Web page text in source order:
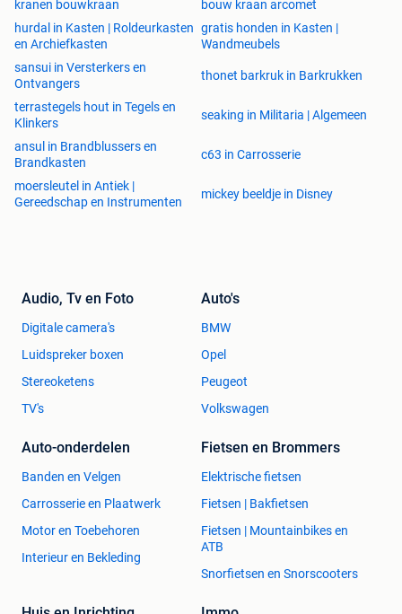
kranen bouwkraan
bouw kraan arcomet
hurdal in Kasten | Roldeurkasten
en Archiefkasten
gratis honden in Kasten |
Wandmeubels
sansui in Versterkers en
Ontvangers
thonet barkruk in Barkrukken
terrastegels hout in Tegels en
Klinkers
seaking in Militaria | Algemeen
ansul in Brandblussers en
Brandkasten
c63 in Carrosserie
moersleutel in Antiek |
Gereedschap en Instrumenten
mickey beeldje in Disney
Audio, Tv en Foto
Digitale camera's
Luidspreker boxen
Stereoketens
TV's
Auto's
BMW
Opel
Peugeot
Volkswagen
Auto-onderdelen
Banden en Velgen
Carrosserie en Plaatwerk
Motor en Toebehoren
Interieur en Bekleding
Fietsen en Brommers
Elektrische fietsen
Fietsen | Bakfietsen
Fietsen | Mountainbikes en
ATB
Snorfietsen en Snorscooters